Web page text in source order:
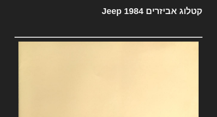
קטלוג אביזרים Jeep 1984